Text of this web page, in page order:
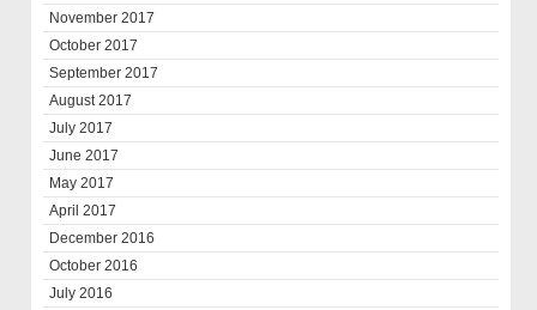
November 2017
October 2017
September 2017
August 2017
July 2017
June 2017
May 2017
April 2017
December 2016
October 2016
July 2016